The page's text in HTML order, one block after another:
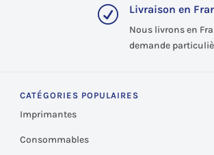
R Livraison en
Nous livrons en
demande
CATÉGORIES POPULAIRES
Imprimantes
Consommables